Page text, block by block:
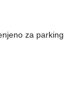
za parking